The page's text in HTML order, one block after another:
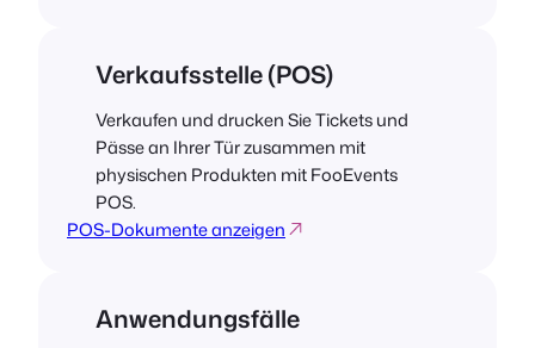
Verkaufsstelle (POS)
Verkaufen und drucken Sie Tickets und
Pässe an Ihrer Tür zusammen mit
physischen Produkten mit FooEvents
POS.
POS-Dokumente anzeigen
Anwendungsfälle